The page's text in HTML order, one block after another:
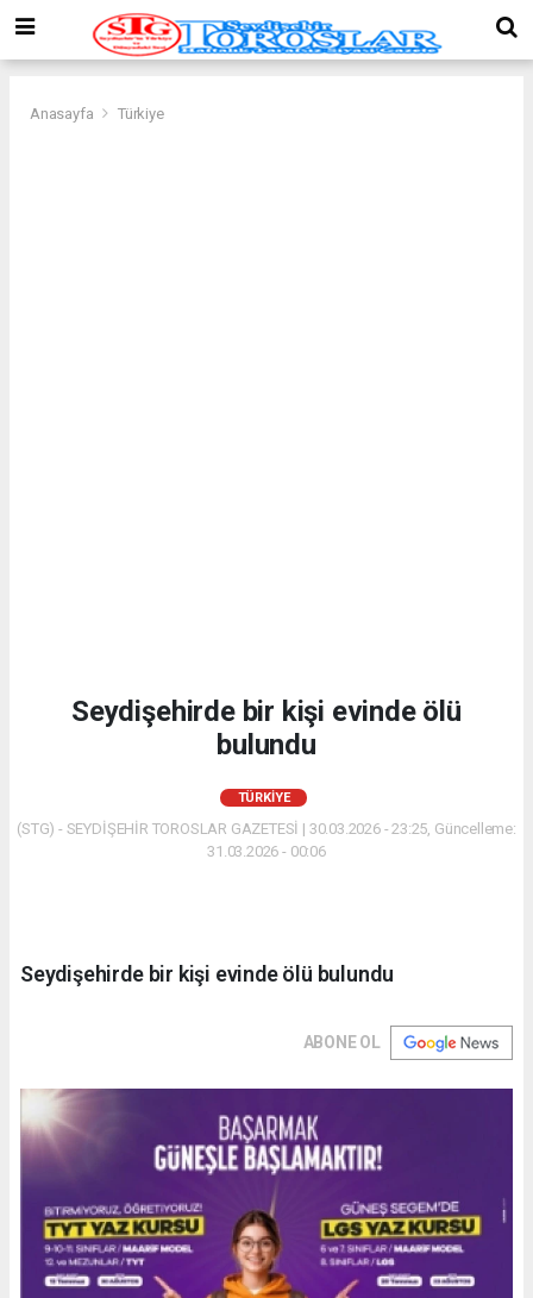
Anasayfa Türkiye
Seydişehirde bir kişi evinde ölü
bulundu
TÜRKIYE
(STG) - SEYDİŞEHİR TOROSLAR GAZETESİ | 30.03.2026 - 23:25, Güncelleme:
31.03.2026 - 00:06
Seydişehirde bir kişi evinde ölü bulundu
ABONE OL